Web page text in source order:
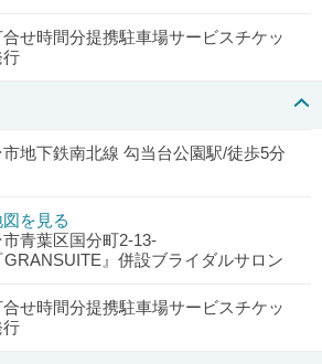
合せ時間分提携駐車場サービスチケッ
行
地下鉄南北線 勾当台公園駅/徒歩5分
図を見る
青葉区国分町2-13-
GRANSUITE』併設ブライダルサロン
合せ時間分提携駐車場サービスチケッ
行